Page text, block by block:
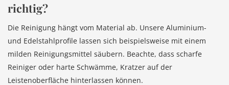
richtig?
Die Reinigung hängt vom Material ab. Unsere Aluminium-
und Edelstahlprofile lassen sich beispielsweise mit einem
milden Reinigungsmittel säubern. Beachte, dass scharfe
Reiniger oder harte Schwämme, Kratzer auf der
Leistenoberfläche hinterlassen können.